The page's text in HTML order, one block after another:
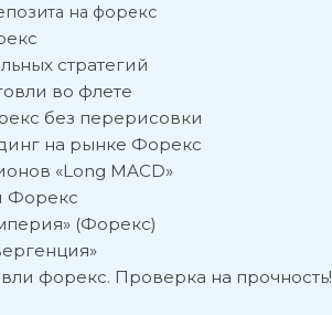
на форекс
стратегий
во флете
без перерисовки
на рынке Форекс
«Long MACD»
Форекс
(Форекс)
форекс. Проверка на прочность!